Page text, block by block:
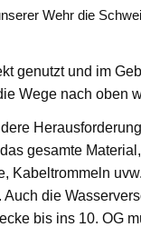
Wehr die
genutzt und im
Wege nach oben
gesamte
Kabeltrommeln
die
bis ins 10. OG